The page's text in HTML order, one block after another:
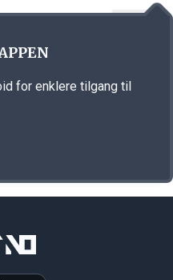
dei rike
for enklere tilgang til